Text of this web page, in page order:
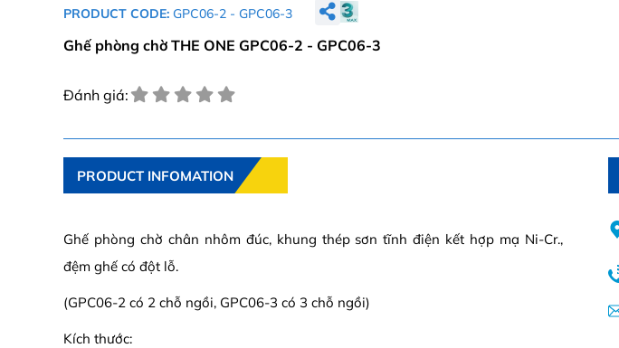
PRODUCT CODE: GPC06-2 - GPC06-3
Ghế phòng chờ THE ONE GPC06-2 - GPC06-3
Đánh giá:
PRODUCT INFOMATION
Ghế phòng chờ chân nhôm đúc, khung thép sơn tĩnh điện kết hợp mạ Ni-Cr.,
đệm ghế có đột lỗ.
(GPC06-2 có 2 chỗ ngồi, GPC06-3 có 3 chỗ ngồi)
Kích thước: